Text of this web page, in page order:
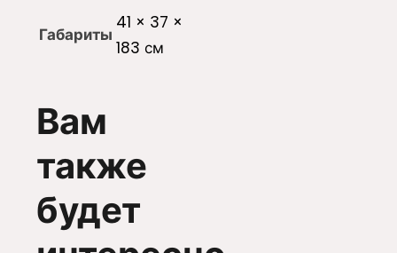
Габариты
41 × 37 ×
183 см
Вам
также
будет